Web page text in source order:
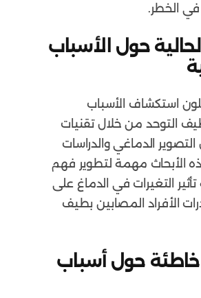
في الخطر.
حول الأسباب
استكشاف الأسباب
التوحد من خلال تقنيات
الدماغي والدراسات
الأبحاث مهمة لتطوير فهم
التغيرات في الدماغ على
الأفراد المصابين بطيف
حول أسباب